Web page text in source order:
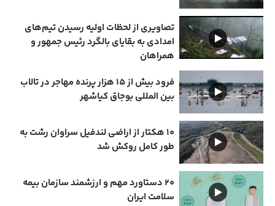
تصاویری از لحظات اولیه رسیدن تیم‌های
امدادی به بقایای بالگرد رئیس جمهور و
همراهان
فرود بیش از ۱۵ هزار پرنده مهاجر در تالاب
بین المللی بوجاق کیاشهر
۱۰ هکتار از اراضی لندفیل سراوان رشت به
طور کامل روکش شد
۲۰ دستاورد مهم و ارزشمند سازمان بیمه
سلامت ایران